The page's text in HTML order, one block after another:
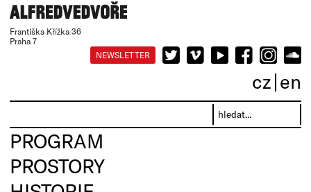
Františka Křížka 36
Praha 7
NEWSLETTER
cz en
PROGRAM
PROSTORY